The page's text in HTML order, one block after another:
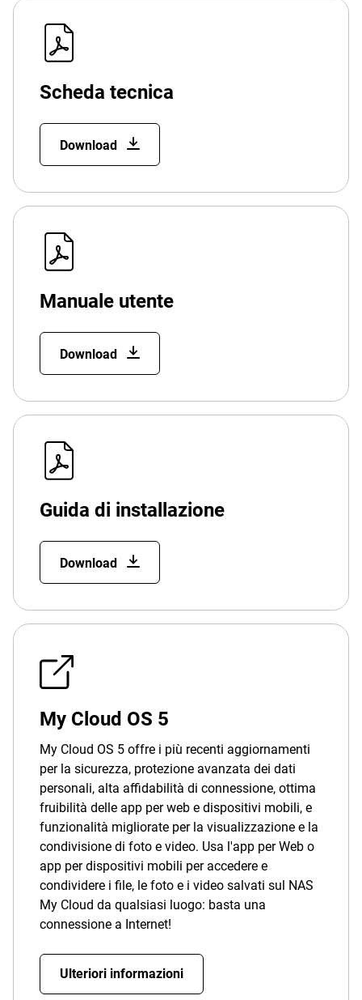
Scheda tecnica
Download
Manuale utente
Download
Guida di installazione
Download
My Cloud OS 5
My Cloud OS 5 offre i più recenti aggiornamenti
per la sicurezza, protezione avanzata dei dati
personali, alta affidabilità di connessione, ottima
fruibilità delle app per web e dispositivi mobili, e
funzionalità migliorate per la visualizzazione e la
condivisione di foto e video. Usa l'app per Web o
app per dispositivi mobili per accedere e
condividere i file, le foto e i video salvati sul NAS
My Cloud da qualsiasi luogo: basta una
connessione a Internet!
Ulteriori informazioni